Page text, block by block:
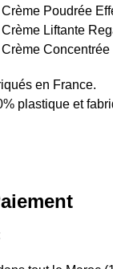
Poudrée
Liftante
Concentrée
en France.
plastique et